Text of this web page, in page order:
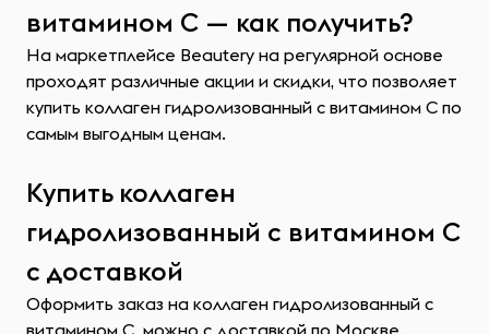
витамином С — как получить?
На маркетплейсе Beautery на регулярной основе
проходят различные акции и скидки, что позволяет
купить коллаген гидролизованный с витамином С по
самым выгодным ценам.
Купить коллаген
гидролизованный с витамином С
с доставкой
Оформить заказ на коллаген гидролизованный с
витамином С можно с доставкой по Москве,